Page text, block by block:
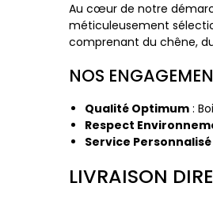
Au cœur de notre
méticuleusement
comprenant du chêne,
NOS
Qualité Optimum :
Respect
Service Personnalisé
LIVRAISON